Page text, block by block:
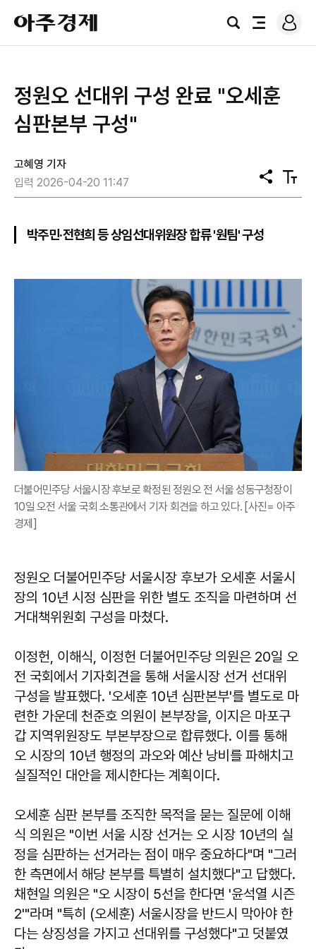
아
주
경
검
전
로
그
정원오 선대위 구성 완료 "오세훈
심판본부 구성"
고혜영 기자
입력 2026-04-20 11:47
공
유
텍
스
박주민·전현희 등 상임선대위원장 합류 '원팀' 구성
더불어민주당 서울시장 후보로 확정된 정원오 전 서울 성동구청장이
10일 오전 서울 국회 소통관에서 기자 회견을 하고 있다. [사진= 아주
경제]
정원오 더불어민주당 서울시장 후보가 오세훈 서울시
장의 10년 시정 심판을 위한 별도 조직을 마련하며 선
거대책위원회 구성을 마쳤다.
이정헌, 이해식, 이정헌 더불어민주당 의원은 20일 오
전 국회에서 기자회견을 통해 서울시장 선거 선대위
구성을 발표했다. '오세훈 10년 심판본부'를 별도로 마
련한 가운데 천준호 의원이 본부장을, 이지은 마포구
갑 지역위원장도 부본부장으로 합류했다. 이를 통해
오 시장의 10년 행정의 과오와 예산 낭비를 파해치고
실질적인 대안을 제시한다는 계획이다.
오세훈 심판 본부를 조직한 목적을 묻는 질문에 이해
식 의원은 "이번 서울 시장 선거는 오 시장 10년의 실
정을 심판하는 선거라는 점이 매우 중요하다"며 "그러
한 측면에서 해당 본부를 특별히 설치했다"고 답했다.
채현일 의원은 "오 시장이 5선을 한다면 '윤석열 시즌
2'"라며 "특히 (오세훈) 서울시장을 반드시 막아야 한
다는 상징성을 가지고 선대위를 구성했다"고 덧붙였